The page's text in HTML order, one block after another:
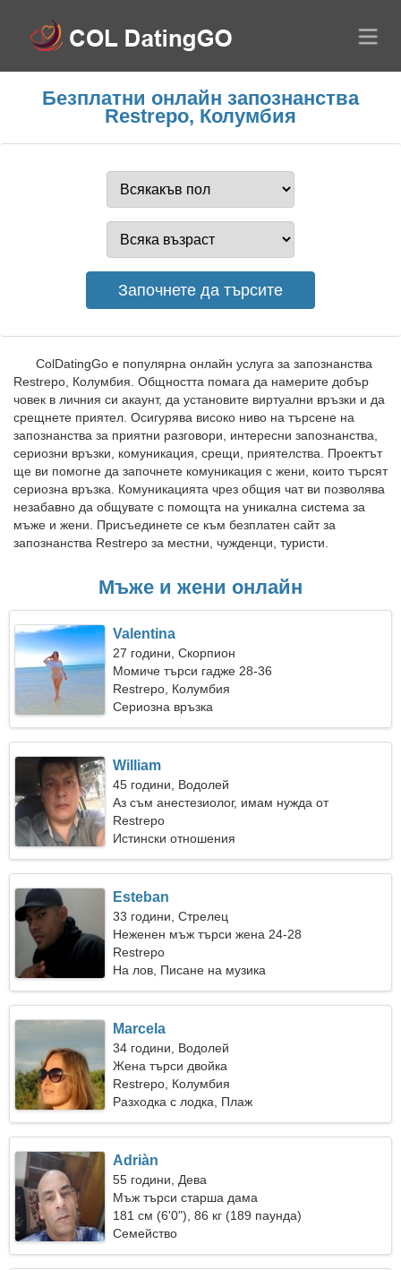
Безплатни онлайн запознанства
Restrepo, Колумбия
ColDatingGo е популярна онлайн услуга за запознанства
Restrepo, Колумбия. Общността помага да намерите добър
човек в личния си акаунт, да установите виртуални връзки и да
срещнете приятел. Осигурява високо ниво на търсене на
запознанства за приятни разговори, интересни запознанства,
сериозни връзки, комуникация, срещи, приятелства. Проектът
ще ви помогне да започнете комуникация с жени, които търсят
сериозна връзка. Комуникацията чрез общия чат ви позволява
незабавно да общувате с помощта на уникална система за
мъже и жени. Присъединете се към безплатен сайт за
запознанства Restrepo за местни, чужденци, туристи.
Мъже и жени онлайн
Valentina
27 години, Скорпион
Момиче търси гадже 28-36
Restrepo, Колумбия
Сериозна връзка
William
45 години, Водолей
Аз съм анестезиолог, имам нужда от
чувствителна жена
Restrepo
Истински отношения
Esteban
33 години, Стрелец
Неженен мъж търси жена 24-28
Restrepo
На лов, Писане на музика
Marcela
34 години, Водолей
Жена търси двойка
Restrepo, Колумбия
Разходка с лодка, Плаж
Adriàn
55 години, Дева
Мъж търси старша дама
181 см (6'0"), 86 кг (189 паунда)
Семейство